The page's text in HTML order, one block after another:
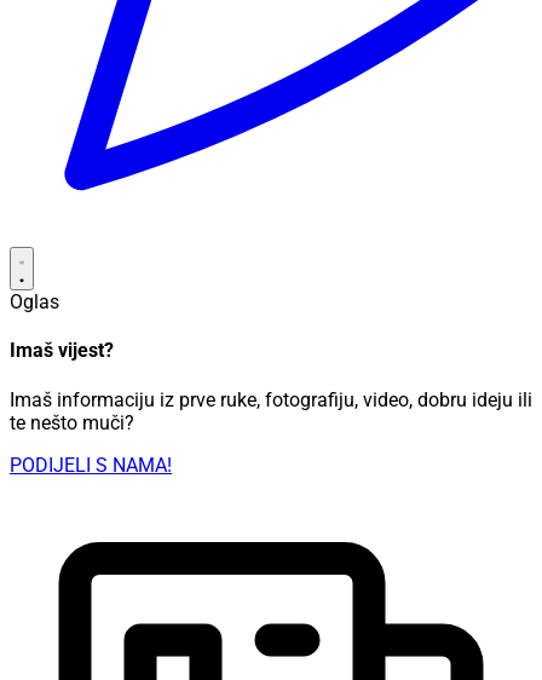
Oglas
Imaš vijest?
Imaš informaciju iz prve ruke, fotografiju, video, dobru ideju ili
te nešto muči?
PODIJELI S NAMA!